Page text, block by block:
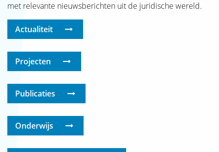
met relevante nieuwsberichten uit de juridische wereld.
Actualiteit
Projecten
Publicaties
Onderwijs